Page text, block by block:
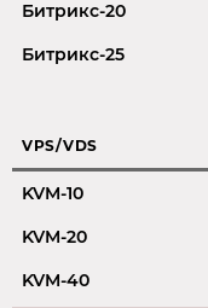
Битрикс-20
Битрикс-25
VPS/VDS
KVM-10
KVM-20
KVM-40